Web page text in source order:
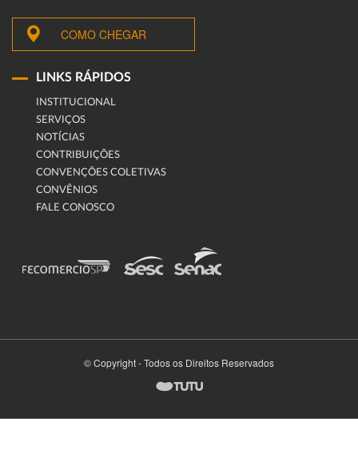
COMO CHEGAR
LINKS RÁPIDOS
INSTITUCIONAL
SERVIÇOS
NOTÍCIAS
CONTRIBUIÇÕES
CONVENÇÕES COLETIVAS
CONVÊNIOS
FALE CONOSCO
© Copyright - Todos os Direitos Reservados